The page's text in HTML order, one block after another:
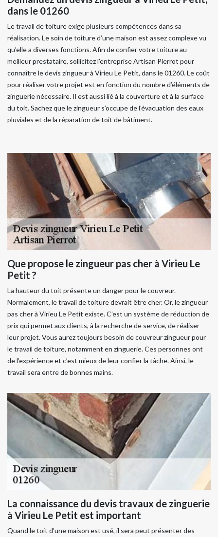
dans le 01260
Le travail de toiture exige plusieurs compétences dans sa
réalisation. Le soin de toiture d’une maison est assez complexe vu
qu’elle a diverses fonctions. Afin de confier votre toiture au
meilleur prestataire, sollicitez l’entreprise Artisan Pierrot pour
connaître le devis zingueur à Virieu Le Petit, dans le 01260. Le coût
pour réaliser votre projet est en fonction du nombre d’éléments de
zinguerie nécessaire. Il est aussi lié à la couverture et à la surface
du toit. Sachez que le zingueur s’occupe de l’évacuation des eaux
pluviales et de la réparation de toit de bâtiment.
Que propose le zingueur pas cher à Virieu Le
Petit ?
La hauteur du toit présente un danger pour le couvreur.
Normalement, le travail de toiture devrait être cher. Or, le zingueur
pas cher à Virieu Le Petit existe. C’est un système de réduction de
prix qui permet aux clients, à la recherche de service, de réaliser
leur projet. Vous aurez toujours besoin de couvreur zingueur pour
le travail de toiture, notamment en zinguerie. Ces personnes ont
de l’expérience et c’est mieux de leur confier la tâche. Ainsi, le
travail sera entre de bonnes mains.
La connaissance du devis travaux de zinguerie
à Virieu Le Petit est important
Quand le toit d’une maison est usé, il sera peut présenter des